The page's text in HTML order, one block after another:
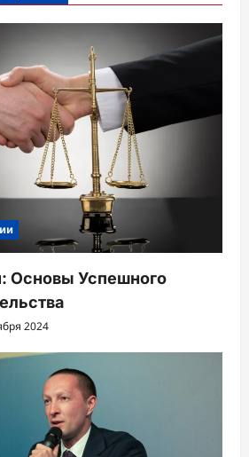
Основы Успешного
2024